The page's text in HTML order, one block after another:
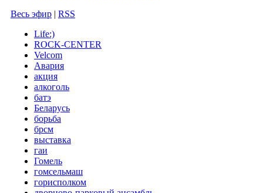
Весь эфир | RSS
Life:)
ROCK-CENTER
Velcom
Авария
акция
алкоголь
батэ
Беларусь
борьба
брсм
выставка
гаи
Гомель
гомсельмаш
горисполком